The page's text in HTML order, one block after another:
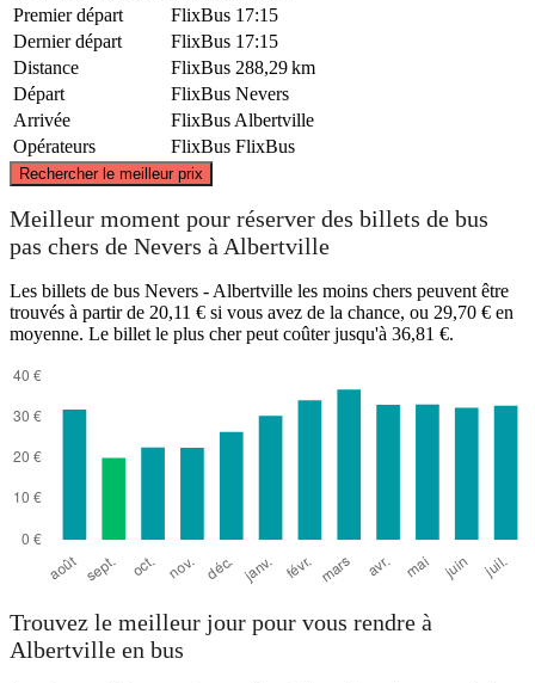
Premier départ
FlixBus 17:15
Dernier départ
FlixBus 17:15
Distance
FlixBus 288,29 km
Départ
FlixBus Nevers
Arrivée
FlixBus Albertville
Opérateurs
FlixBus FlixBus
Rechercher le meilleur prix
Nevers
©CARTO
Meilleur moment pour réserver des billets de bus
pas chers de Nevers à Albertville
Les billets de bus Nevers - Albertville les moins chers peuvent être
trouvés à partir de 20,11 € si vous avez de la chance, ou 29,70 € en
moyenne. Le billet le plus cher peut coûter jusqu'à 36,81 €.
Trouvez le meilleur jour pour vous rendre à
Albertville en bus